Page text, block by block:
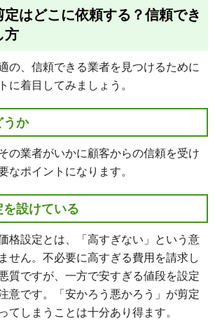
定はどこに依頼する？信頼でき
方
の、信頼できる業者を見つけるために
に着目してみましょう。
か
の業者がいかに顧客からの信頼を受け
なポイントになります。
設けている
格設定とは、「高すぎない」という意
せん。不必要に高すぎる費用を請求し
質ですが、一方で安すぎる値段を設定
意です。「安かろう悪かろう」が剪定
てしまうことは十分あり得ます。